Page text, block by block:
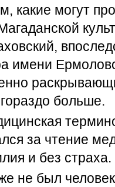
какие могут
имени
больше.
за чтение
и без страха.
не был